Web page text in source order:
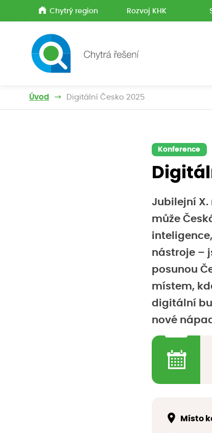
Chytrý region Rozvoj KHK
Úvod Digitální Česko 2025
Konference
Jubilejní
může
nástroje –
posunou
místem,
digitální
nové
Místo